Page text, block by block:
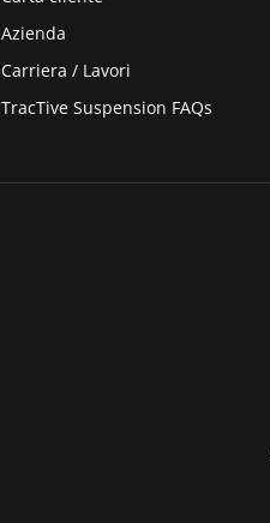
Azienda
Carriera / Lavori
TracTive Suspension FAQs